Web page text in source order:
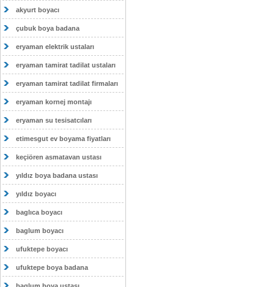
akyurt boyacı
çubuk boya badana
eryaman elektrik ustaları
eryaman tamirat tadilat ustaları
eryaman tamirat tadilat firmaları
eryaman kornej montajı
eryaman su tesisatcıları
etimesgut ev boyama fiyatları
keçiören asmatavan ustası
yıldız boya badana ustası
yıldız boyacı
baglıca boyacı
baglum boyacı
ufuktepe boyacı
ufuktepe boya badana